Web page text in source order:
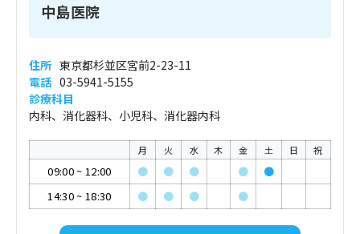
中島医院
住所 東京都杉並区宮前2-23-11
電話 03-5941-5155
診療科目
内科、消化器科、小児科、消化器内科
月 火 水 木 金 土 日 祝
09:00~ 12:00 ● ● ● ●
●
14:30~ 18:30 ● ● ● ●